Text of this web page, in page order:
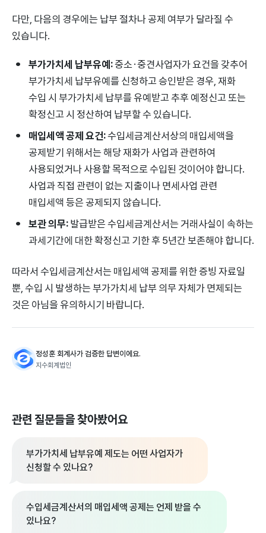
다만, 다음의 경우에는 납부 절차나 공제 여부가 달라질 수
있습니다.
부가가치세 납부유예:중소·중견사업자가 요건을 갖추어
부가가치세 납부유예를 신청하고 승인받은 경우, 재화
수입 시 부가가치세 납부를 유예받고 추후 예정신고 또는
확정신고 시 정산하여 납부할 수 있습니다.
매입세액 공제 요건:수입세금계산서상의 매입세액을
공제받기 위해서는 해당 재화가 사업과 관련하여
사용되었거나 사용할 목적으로 수입된 것이어야 합니다.
사업과 직접 관련이 없는 지출이나 면세사업 관련
매입세액 등은 공제되지 않습니다.
보관 의무:발급받은 수입세금계산서는 거래사실이 속하는
과세기간에 대한 확정신고 기한 후 5년간 보존해야 합니다.
따라서 수입세금계산서는 매입세액 공제를 위한 증빙 자료일
뿐, 수입 시 발생하는 부가가치세 납부 의무 자체가 면제되는
것은 아님을 유의하시기 바랍니다.
정성훈 회계사가 검증한 답변이에요.
지수회계법인
관련 질문들을 찾아봤어요
부가가치세 납부유예 제도는 어떤 사업자가
신청할 수 있나요?
수입세금계산서의 매입세액 공제는 언제 받을 수
있나요?